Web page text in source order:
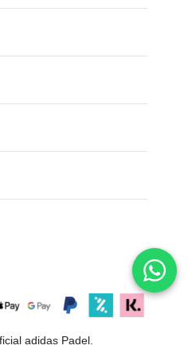
adidas Padel.